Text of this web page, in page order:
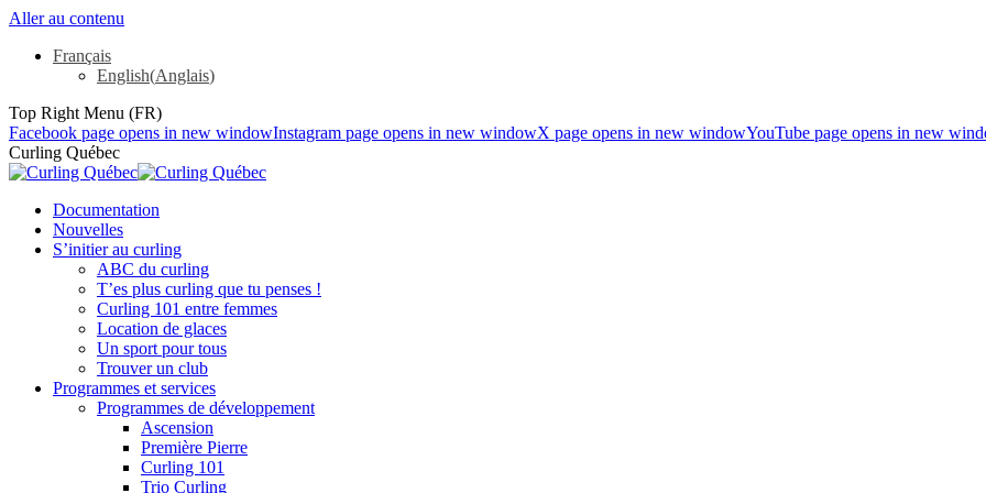
Aller au contenu
Français
English(Anglais)
Top Right Menu (FR)
Facebook page opens in new windowInstagram page opens in new windowX page opens in new windowYouTube page opens in new
Curling Québec
Documentation
Nouvelles
S’initier au curling
ABC du curling
T’es plus curling que tu penses !
Curling 101 entre femmes
Location de glaces
Un sport pour tous
Trouver un club
Programmes et services
Programmes de développement
Ascension
Première Pierre
Curling 101
Trio Curling